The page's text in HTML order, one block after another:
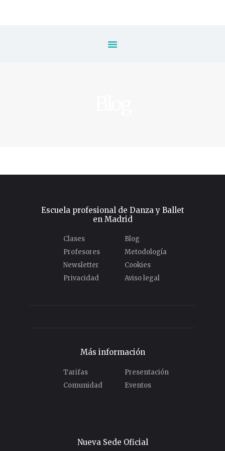
Escuela
Blog
Contacto
Escuela profesional de Danza y Ballet
en Madrid
Clases
Blog
Profesores
Metodología
Newsletter
Cookies
Privacidad
Aviso legal
Más información
Tarifas
Presentación
Comunidad
Eventos
Nueva Sede Oficial